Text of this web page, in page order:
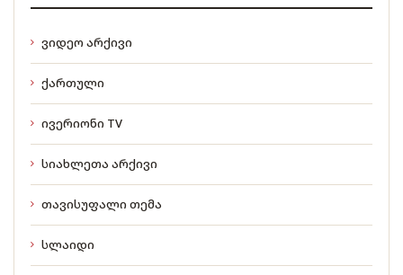
ვიდეო არქივი
ქართული
ივერიონი TV
სიახლეთა არქივი
თავისუფალი თემა
სლაიდი